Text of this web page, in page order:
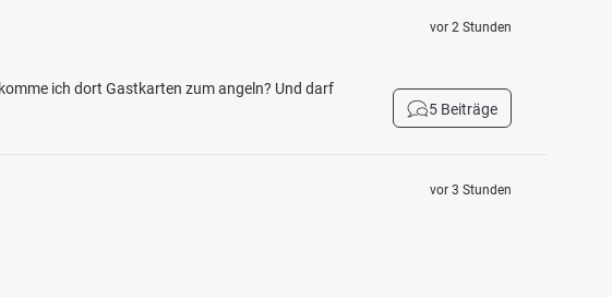
ich dort Gastkarten zum angeln? Und darf
vor 2 Stunden
5 Beiträge
vor 3 Stunden